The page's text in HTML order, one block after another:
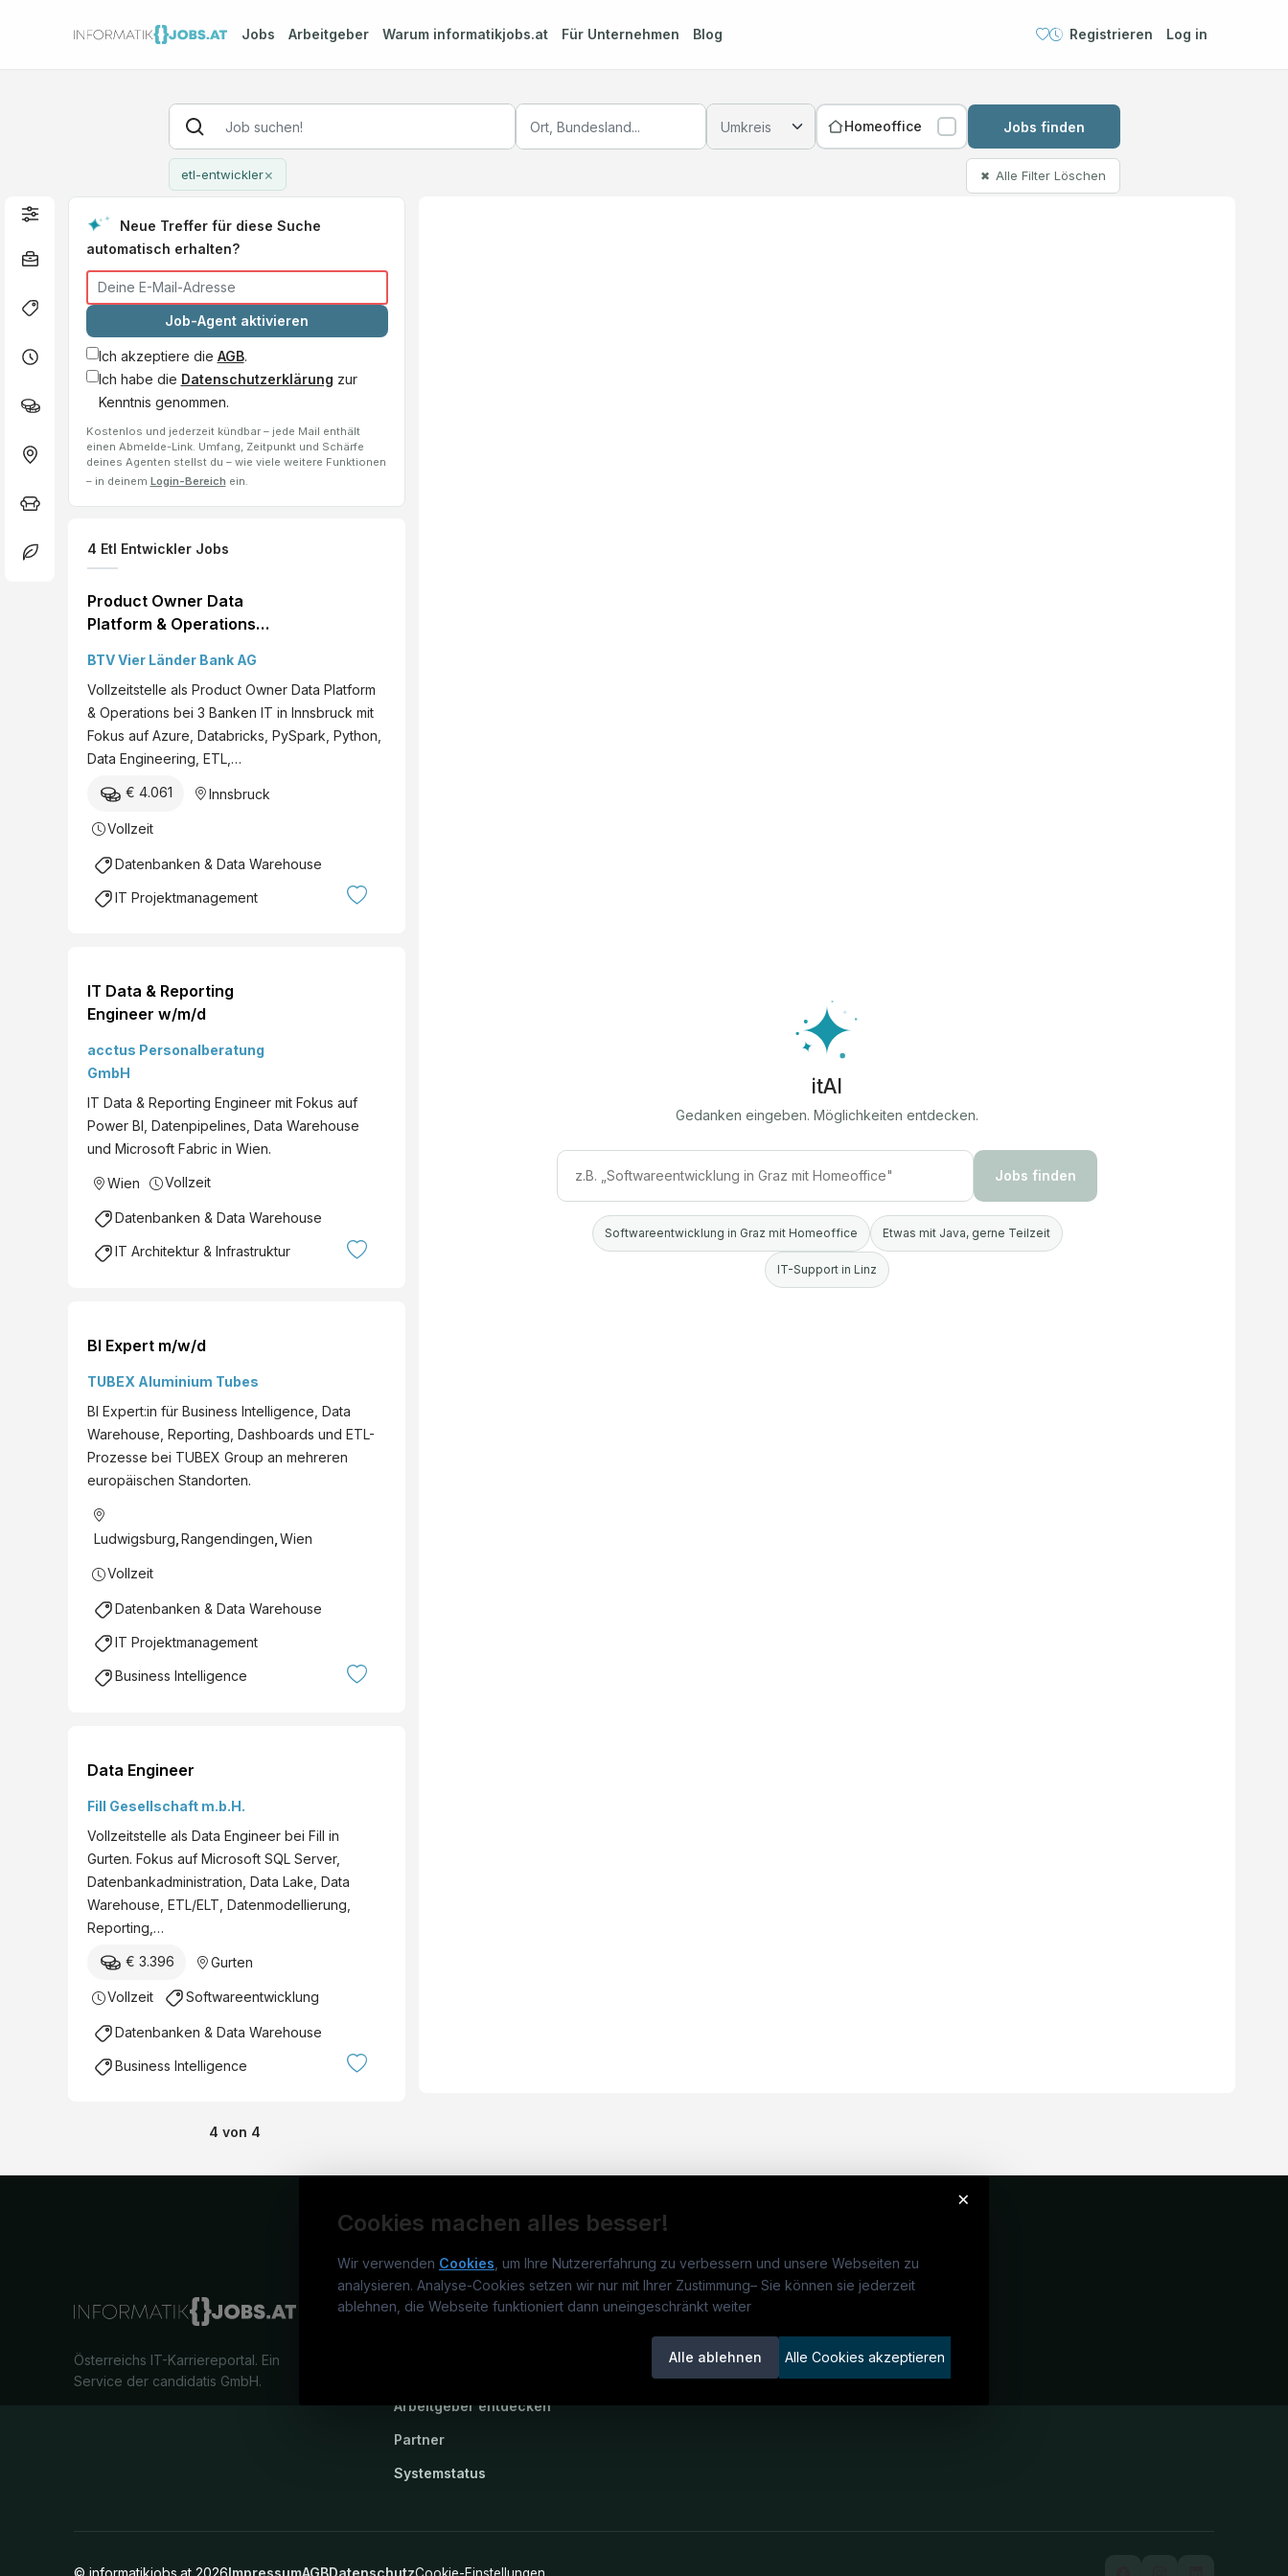
Jobs Arbeitgeber Warum informatikjobs.at Für Unternehmen Blog Registrieren Log in
Homeoffice Jobs finden
etl-entwickler× ✖ Alle Filter Löschen
Neue Treffer für diese Suche
automatisch erhalten?
Job-Agent aktivieren
Ich akzeptiere die AGB.
Ich habe die Datenschutzerklärung zur
Kenntnis genommen.
Kostenlos und jederzeit kündbar – jede Mail enthält
einen Abmelde-Link. Umfang, Zeitpunkt und Schärfe
deines Agenten stellst du – wie viele weitere Funktionen
– in deinem Login-Bereich ein.
4 Etl Entwickler Jobs
Product Owner Data
Platform & Operations
BTV Vier Länder Bank AG
Vollzeitstelle als Product Owner Data Platform
& Operations bei 3 Banken IT in Innsbruck mit
Fokus auf Azure, Databricks, PySpark, Python,
Data Engineering, ETL,…
€ 4.061 Innsbruck
Vollzeit
Datenbanken & Data Warehouse
IT Projektmanagement
IT Data & Reporting
Engineer w/m/d
acctus Personalberatung
GmbH
IT Data & Reporting Engineer mit Fokus auf
Power BI, Datenpipelines, Data Warehouse
und Microsoft Fabric in Wien.
Wien Vollzeit
Datenbanken & Data Warehouse
IT Architektur & Infrastruktur
BI Expert m/w/d
TUBEX Aluminium Tubes
BI Expert:in für Business Intelligence, Data
Warehouse, Reporting, Dashboards und ETL-
Prozesse bei TUBEX Group an mehreren
europäischen Standorten.
Ludwigsburg Rangendingen Wien
Vollzeit
Datenbanken & Data Warehouse
IT Projektmanagement
Business Intelligence
Data Engineer
Fill Gesellschaft m.b.H.
Vollzeitstelle als Data Engineer bei Fill in
Gurten. Fokus auf Microsoft SQL Server,
Datenbankadministration, Data Lake, Data
Warehouse, ETL/ELT, Datenmodellierung,
Reporting,…
€ 3.396 Gurten
Vollzeit Softwareentwicklung
Datenbanken & Data Warehouse
Business Intelligence
4 von 4
itAI
Gedanken eingeben. Möglichkeiten entdecken.
Jobs finden
Softwareentwicklung in Graz mit Homeoffice Etwas mit Java, gerne Teilzeit
IT-Support in Linz
×
Cookies machen alles besser!
Wir verwenden Cookies , um Ihre Nutzererfahrung zu verbessern und unsere Webseiten zu
analysieren. Analyse-Cookies setzen wir nur mit Ihrer Zustimmung– Sie können sie jederzeit
ablehnen, die Webseite funktioniert dann uneingeschränkt weiter
Alle ablehnen Alle Cookies akzeptieren
Österreichs IT-Karriereportal. Ein
Service der candidatis GmbH.
informatikjobs.at
Arbeitgeber entdecken
Partner
Systemstatus
Jobs
Jobkategorien Kandidaten finden
© informatikjobs.at 2026ImpressumAGBDatenschutz